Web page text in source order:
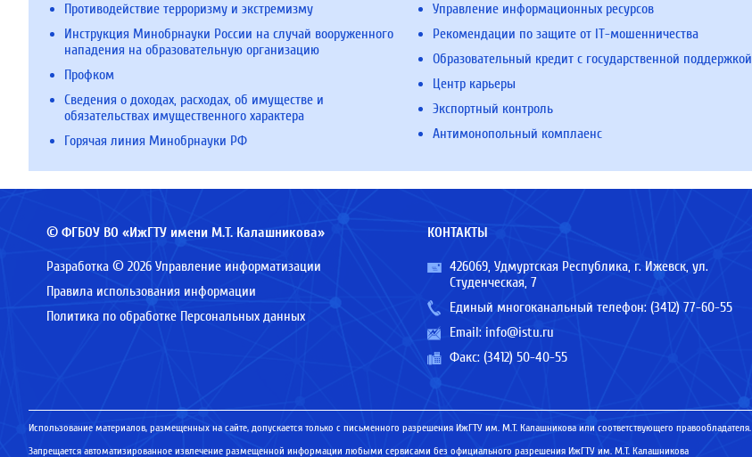
Противодействие терроризму и экстремизму
Инструкция Минобрнауки России на случай вооруженного
нападения на образовательную организацию
Профком
Сведения о доходах, расходах, об имуществе и
обязательствах имущественного характера
Горячая линия Минобрнауки РФ
Управление информационных ресурсов
Рекомендации по защите от IT-мошенничества
Образовательный кредит с государственной поддержкой
Центр карьеры
Экспортный контроль
Антимонопольный комплаенс
© ФГБОУ ВО «ИжГТУ имени М.Т. Калашникова»
Разработка © 2026 Управление информатизации
Правила использования информации
Политика по обработке Персональных данных
КОНТАКТЫ
426069, Удмуртская Республика, г. Ижевск, ул.
Студенческая, 7
Единый многоканальный телефон: (3412) 77-60-55
Email: info@istu.ru
Факс: (3412) 50-40-55
Использование материалов, размещенных на сайте, допускается только с письменного разрешения ИжГТУ им. М.Т. Калашникова или соответствующего правообладателя.
Запрещается автоматизированное извлечение размещенной информации любыми сервисами без официального разрешения ИжГТУ им. М.Т. Калашникова